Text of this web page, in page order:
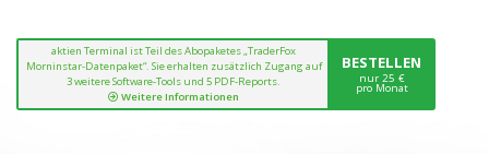
aktien Terminal ist Teil des Abopaketes „TraderFox
Morninstar-Datenpaket“. Sie erhalten zusätzlich Zugang auf
3 weitere Software-Tools und 5 PDF-Reports.
Weitere Informationen
BESTELLEN
nur 25 €
pro Monat